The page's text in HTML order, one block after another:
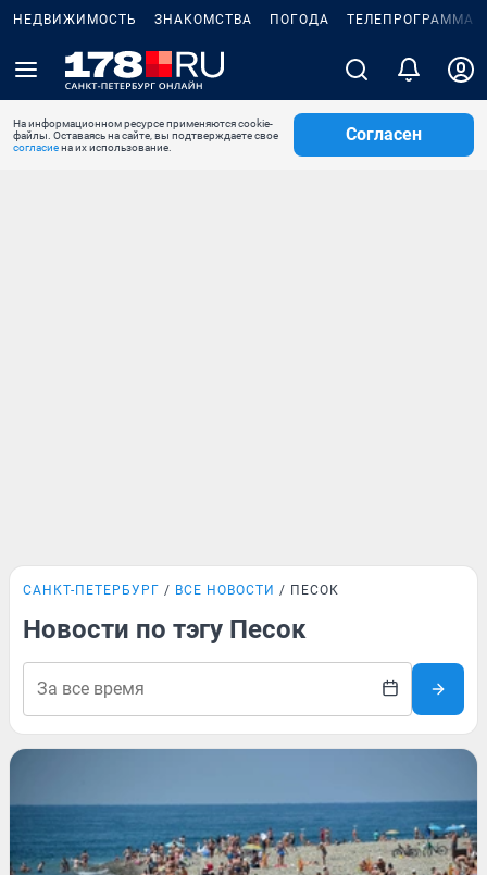
НЕДВИЖИМОСТЬ ЗНАКОМСТВА ПОГОДА ТЕЛЕПРОГРАММА
На информационном ресурсе применяются cookie-
файлы. Оставаясь на сайте, вы подтверждаете свое
согласиена их использование.
Согласен
САНКТ-ПЕТЕРБУРГ ВСЕ НОВОСТИ ПЕСОК
Новости по тэгу Песок